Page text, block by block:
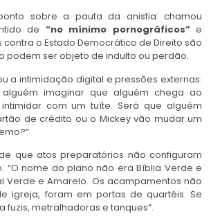
sobre a pauta da anistia: chamou
de “no mínimo pornográficos”e
o Estado Democrático de Direito são
podem ser objeto de indulto ou perdão.
a intimidação digital e pressões externas:
imaginar que alguém chega ao
com um tuíte. Será que alguém
de crédito ou o Mickey vão mudar um
que atos preparatórios não configuram
“O nome do plano não era Bíblia Verde e
Verde e Amarelo. Os acampamentos não
igreja, foram em portas de quartéis. Se
fuzis, metralhadoras e tanques”.